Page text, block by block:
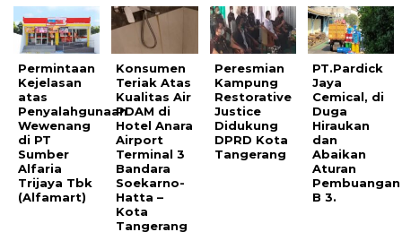
Permintaan
Kejelasan
atas
Penyalahgunaan
Wewenang
di PT
Sumber
Alfaria
Trijaya Tbk
(Alfamart)
Konsumen
Teriak Atas
Kualitas Air
PDAM di
Hotel Anara
Airport
Terminal 3
Bandara
Soekarno-
Hatta –
Kota
Tangerang
Peresmian
Kampung
Restorative
Justice
Didukung
DPRD Kota
Tangerang
PT.Pardick
Jaya
Cemical, di
Duga
Hiraukan
dan
Abaikan
Aturan
Pembuangan
B 3.